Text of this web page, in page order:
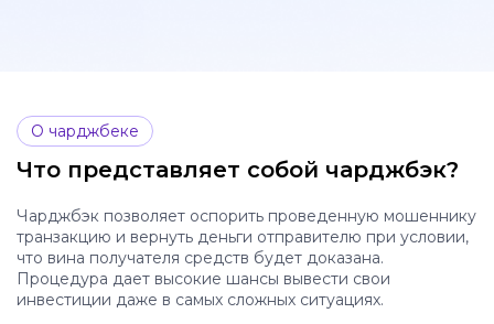
О чарджбеке
Что представляет собой чарджбэк?
Чарджбэк позволяет оспорить проведенную мошеннику
транзакцию и вернуть деньги отправителю при условии,
что вина получателя средств будет доказана.
Процедура дает высокие шансы вывести свои
инвестиции даже в самых сложных ситуациях.